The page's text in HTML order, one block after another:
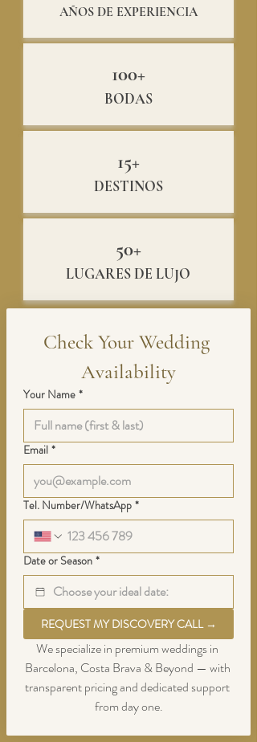
AÑOS DE EXPERIENCIA
100+
BODAS
15+
DESTINOS
50+
LUGARES DE LUJO
Check Your Wedding
Availability
Your Name *
Email *
Tel. Number/WhatsApp *
Date or Season *
REQUEST MY DISCOVERY CALL →
We specialize in premium weddings in
Barcelona, Costa Brava & Beyond — with
transparent pricing and dedicated support
from day one.